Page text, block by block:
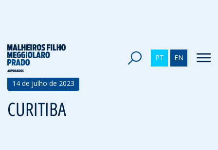
PT EN
Voltar
14 de julho de 2023
CURITIBA